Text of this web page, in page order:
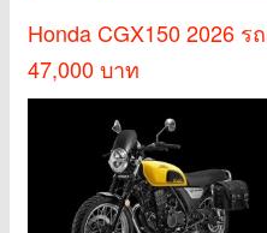
Honda CGX150 2026
47,000 บาท